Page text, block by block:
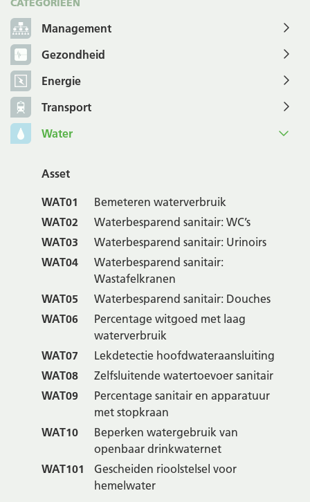
CATEGORIEËN
Management
Gezondheid
Energie
Transport
Water
Asset
WAT01
Bemeteren waterverbruik
WAT02
Waterbesparend sanitair: WC’s
WAT03
Waterbesparend sanitair: Urinoirs
WAT04
Waterbesparend sanitair:
Wastafelkranen
WAT05
Waterbesparend sanitair: Douches
WAT06
Percentage witgoed met laag
waterverbruik
WAT07
Lekdetectie hoofdwateraansluiting
WAT08
Zelfsluitende watertoevoer sanitair
WAT09
Percentage sanitair en apparatuur
met stopkraan
WAT10
Beperken watergebruik van
openbaar drinkwaternet
WAT101
Gescheiden rioolstelsel voor
hemelwater